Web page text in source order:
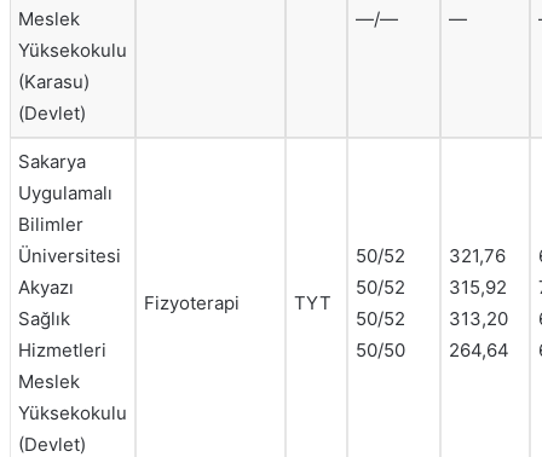
Meslek
Yüksekokulu
(Karasu)
(Devlet)
—/—
—
Sakarya
Uygulamalı
Bilimler
Üniversitesi
Akyazı
Sağlık
Hizmetleri
Meslek
Yüksekokulu
(Devlet)
Fizyoterapi TYT
50/52
50/52
50/52
50/50
321,76
315,92
313,20
264,64